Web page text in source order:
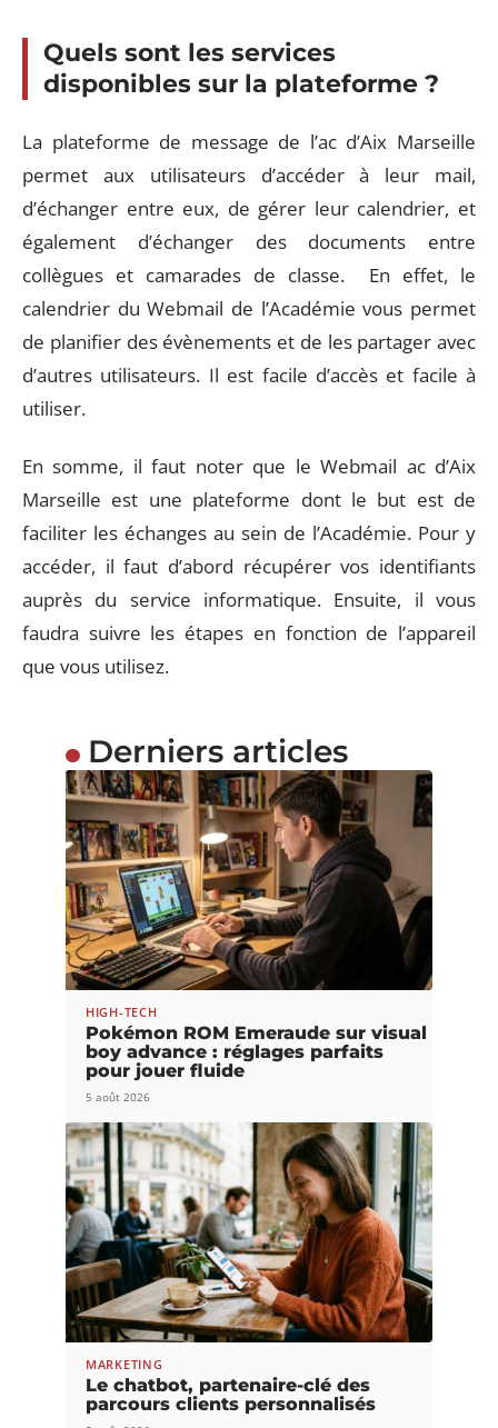
Quels sont les services
disponibles sur la plateforme ?
La plateforme de message de l’ac d’Aix Marseille
permet aux utilisateurs d’accéder à leur mail,
d’échanger entre eux, de gérer leur calendrier, et
également d’échanger des documents entre
collègues et camarades de classe. En effet, le
calendrier du Webmail de l’Académie vous permet
de planifier des évènements et de les partager avec
d’autres utilisateurs. Il est facile d’accès et facile à
utiliser.
En somme, il faut noter que le Webmail ac d’Aix
Marseille est une plateforme dont le but est de
faciliter les échanges au sein de l’Académie. Pour y
accéder, il faut d’abord récupérer vos identifiants
auprès du service informatique. Ensuite, il vous
faudra suivre les étapes en fonction de l’appareil
que vous utilisez.
Derniers articles
HIGH-TECH
Pokémon ROM Emeraude sur visual
boy advance : réglages parfaits
pour jouer fluide
5 août 2026
MARKETING
Le chatbot, partenaire-clé des
parcours clients personnalisés